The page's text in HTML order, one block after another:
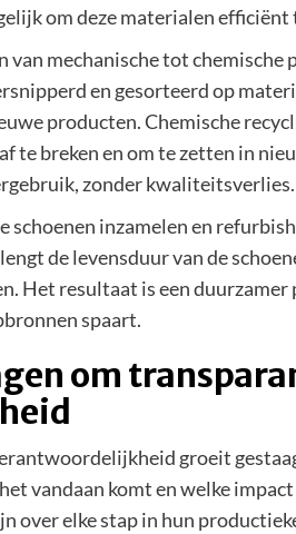
om deze materialen
mechanische tot chemische
en gesorteerd op
producten. Chemische
te breken en om te zetten in
zonder kwaliteitsverlies.
schoenen inzamelen en
de levensduur van de
Het resultaat is een
spaart.
om
groeit
vandaan komt en welke
over elke stap in hun